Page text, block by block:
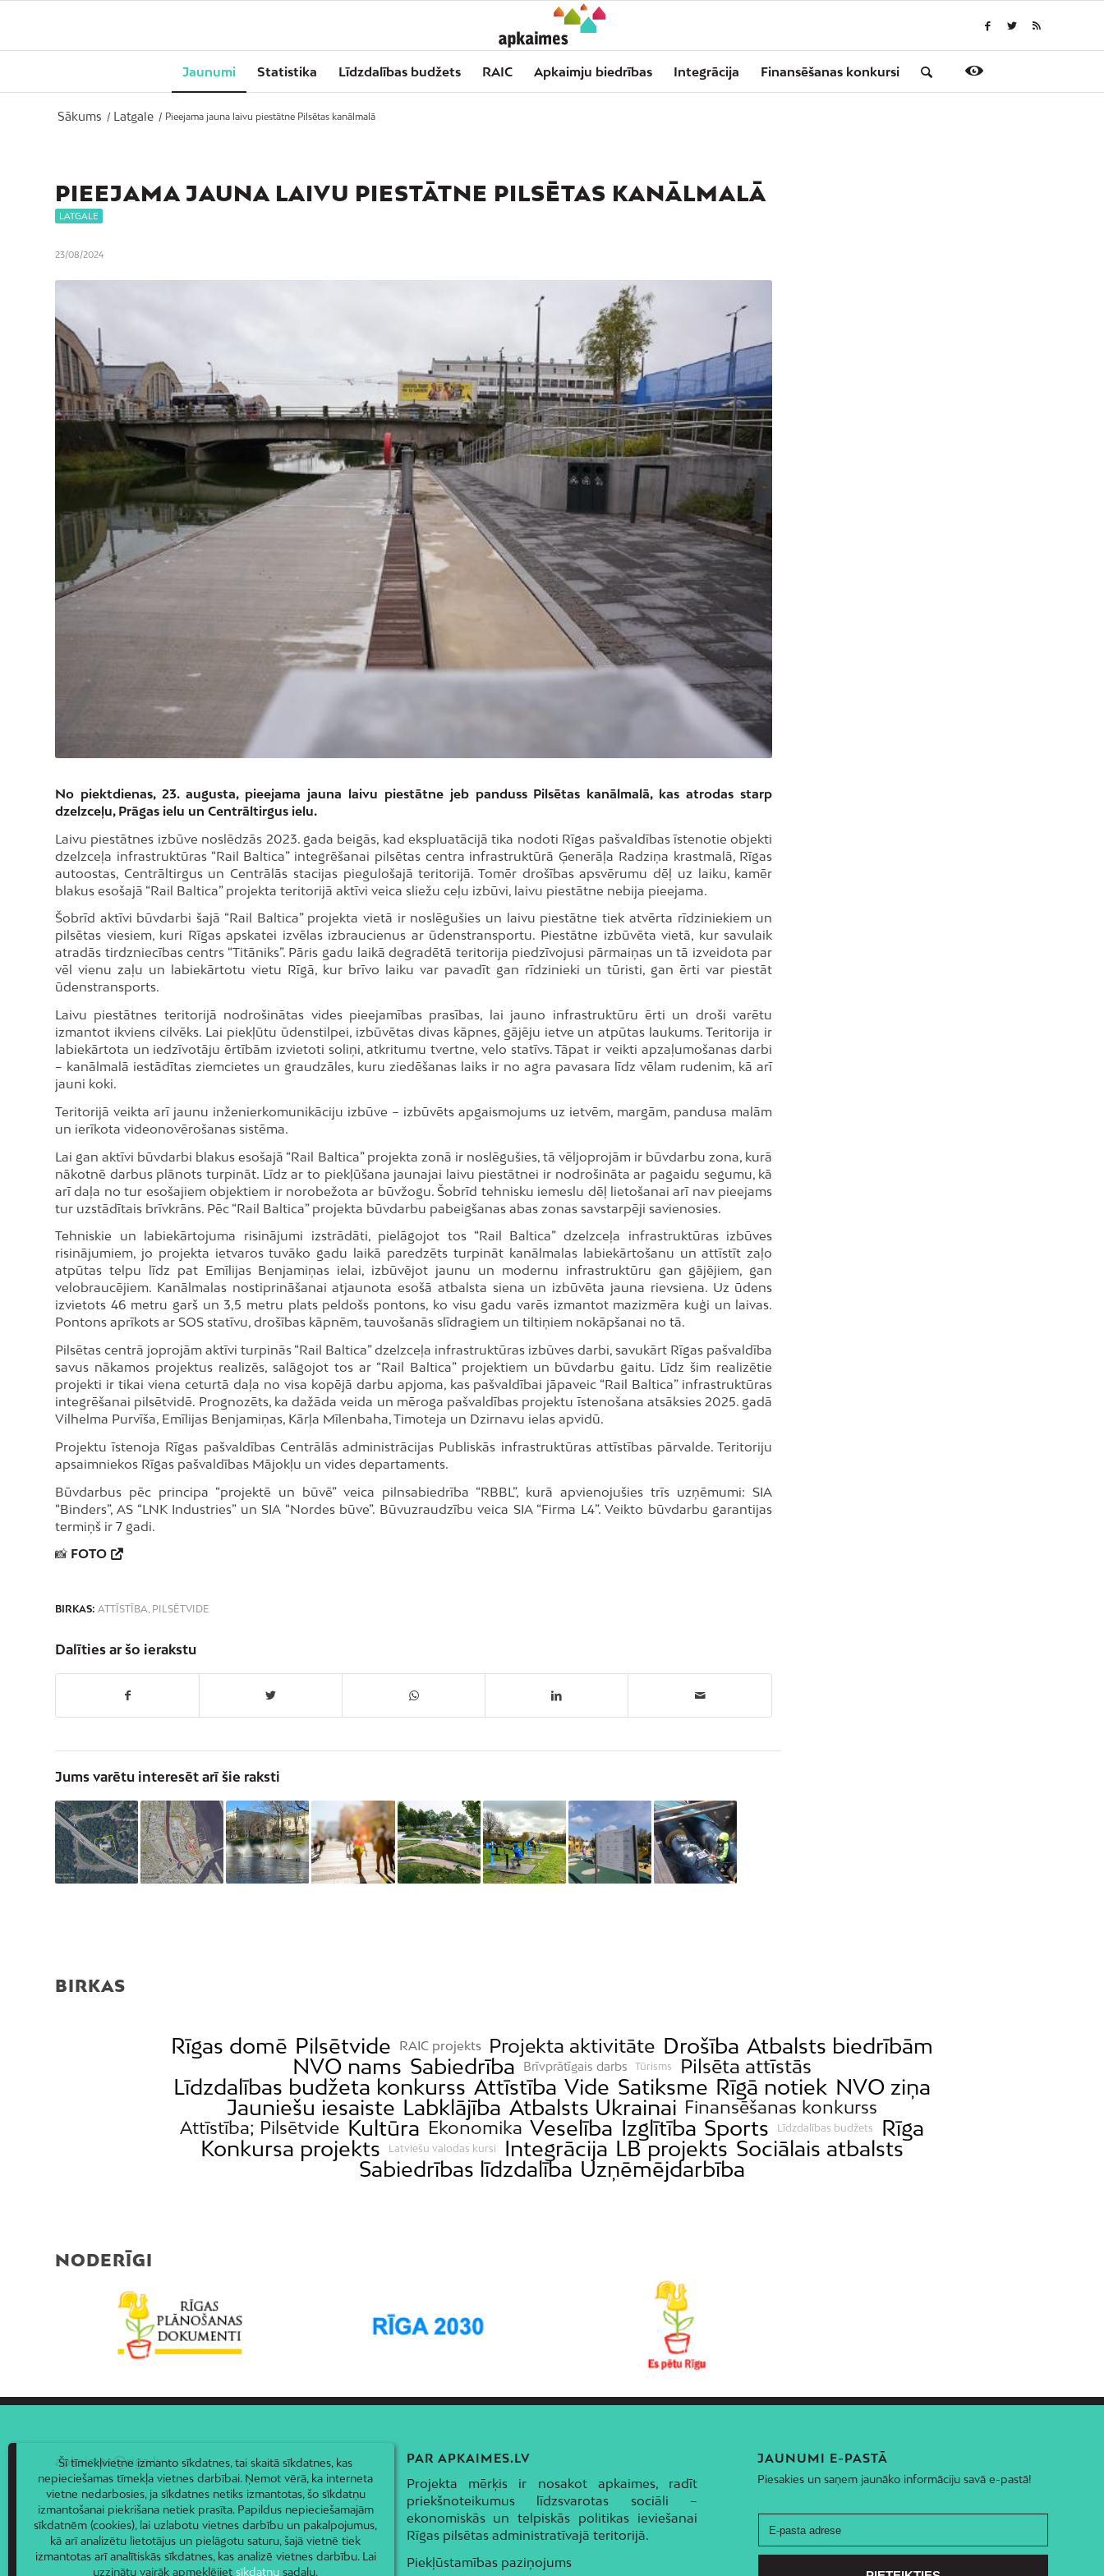
Jaunumi Statistika Līdzdalības budžets RAIC Apkaimju biedrības Integrācija Finansēšanas konkursi
Sākums / Latgale / Pieejama jauna laivu piestātne Pilsētas kanālmalā
PIEEJAMA JAUNA LAIVU PIESTĀTNE PILSĒTAS KANĀLMALĀ
LATGALE
23/08/2024
No piektdienas, 23. augusta, pieejama jauna laivu piestātne jeb panduss Pilsētas kanālmalā, kas atrodas starp
dzelzceļu, Prāgas ielu un Centrāltirgus ielu.
Laivu piestātnes izbūve noslēdzās 2023. gada beigās, kad ekspluatācijā tika nodoti Rīgas pašvaldības īstenotie objekti
dzelzceļa infrastruktūras “Rail Baltica” integrēšanai pilsētas centra infrastruktūrā Ģenerāļa Radziņa krastmalā, Rīgas
autoostas, Centrāltirgus un Centrālās stacijas piegulošajā teritorijā. Tomēr drošības apsvērumu dēļ uz laiku, kamēr
blakus esošajā “Rail Baltica” projekta teritorijā aktīvi veica sliežu ceļu izbūvi, laivu piestātne nebija pieejama.
Šobrīd aktīvi būvdarbi šajā “Rail Baltica” projekta vietā ir noslēgušies un laivu piestātne tiek atvērta rīdziniekiem un
pilsētas viesiem, kuri Rīgas apskatei izvēlas izbraucienus ar ūdenstransportu. Piestātne izbūvēta vietā, kur savulaik
atradās tirdzniecības centrs “Titāniks”. Pāris gadu laikā degradētā teritorija piedzīvojusi pārmaiņas un tā izveidota par
vēl vienu zaļu un labiekārtotu vietu Rīgā, kur brīvo laiku var pavadīt gan rīdzinieki un tūristi, gan ērti var piestāt
ūdenstransports.
Laivu piestātnes teritorijā nodrošinātas vides pieejamības prasības, lai jauno infrastruktūru ērti un droši varētu
izmantot ikviens cilvēks. Lai piekļūtu ūdenstilpei, izbūvētas divas kāpnes, gājēju ietve un atpūtas laukums. Teritorija ir
labiekārtota un iedzīvotāju ērtībām izvietoti soliņi, atkritumu tvertne, velo statīvs. Tāpat ir veikti apzaļumošanas darbi
– kanālmalā iestādītas ziemcietes un graudzāles, kuru ziedēšanas laiks ir no agra pavasara līdz vēlam rudenim, kā arī
jauni koki.
Teritorijā veikta arī jaunu inženierkomunikāciju izbūve – izbūvēts apgaismojums uz ietvēm, margām, pandusa malām
un ierīkota videonovērošanas sistēma.
Lai gan aktīvi būvdarbi blakus esošajā “Rail Baltica” projekta zonā ir noslēgušies, tā vēljoprojām ir būvdarbu zona, kurā
nākotnē darbus plānots turpināt. Līdz ar to piekļūšana jaunajai laivu piestātnei ir nodrošināta ar pagaidu segumu, kā
arī daļa no tur esošajiem objektiem ir norobežota ar būvžogu. Šobrīd tehnisku iemeslu dēļ lietošanai arī nav pieejams
tur uzstādītais brīvkrāns. Pēc “Rail Baltica” projekta būvdarbu pabeigšanas abas zonas savstarpēji savienosies.
Tehniskie un labiekārtojuma risinājumi izstrādāti, pielāgojot tos “Rail Baltica” dzelzceļa infrastruktūras izbūves
risinājumiem, jo projekta ietvaros tuvāko gadu laikā paredzēts turpināt kanālmalas labiekārtošanu un attīstīt zaļo
atpūtas telpu līdz pat Emīlijas Benjamiņas ielai, izbūvējot jaunu un modernu infrastruktūru gan gājējiem, gan
velobraucējiem. Kanālmalas nostiprināšanai atjaunota esošā atbalsta siena un izbūvēta jauna rievsiena. Uz ūdens
izvietots 46 metru garš un 3,5 metru plats peldošs pontons, ko visu gadu varēs izmantot mazizmēra kuģi un laivas.
Pontons aprīkots ar SOS statīvu, drošības kāpnēm, tauvošanās slīdragiem un tiltiņiem nokāpšanai no tā.
Pilsētas centrā joprojām aktīvi turpinās “Rail Baltica” dzelzceļa infrastruktūras izbūves darbi, savukārt Rīgas pašvaldība
savus nākamos projektus realizēs, salāgojot tos ar “Rail Baltica” projektiem un būvdarbu gaitu. Līdz šim realizētie
projekti ir tikai viena ceturtā daļa no visa kopējā darbu apjoma, kas pašvaldībai jāpaveic “Rail Baltica” infrastruktūras
integrēšanai pilsētvidē. Prognozēts, ka dažāda veida un mēroga pašvaldības projektu īstenošana atsāksies 2025. gadā
Vilhelma Purvīša, Emīlijas Benjamiņas, Kārļa Mīlenbaha, Timoteja un Dzirnavu ielas apvidū.
Projektu īstenoja Rīgas pašvaldības Centrālās administrācijas Publiskās infrastruktūras attīstības pārvalde. Teritoriju
apsaimniekos Rīgas pašvaldības Mājokļu un vides departaments.
Būvdarbus pēc principa “projektē un būvē” veica pilnsabiedrība “RBBL”, kurā apvienojušies trīs uzņēmumi: SIA
“Binders”, AS “LNK Industries” un SIA “Nordes būve”. Būvuzraudzību veica SIA “Firma L4”. Veikto būvdarbu garantijas
termiņš ir 7 gadi.
📸 FOTO
BIRKAS: ATTĪSTĪBA, PILSĒTVIDE
Dalīties ar šo ierakstu
Jums varētu interesēt arī šie raksti
BIRKAS
Rīgas domē Pilsētvide RAIC projekts Projekta aktivitāte Drošība Atbalsts biedrībām
NVO nams Sabiedrība Brīvprātīgais darbs Tūrisms Pilsēta attīstās
Līdzdalības budžeta konkurss Attīstība Vide Satiksme Rīgā notiek NVO ziņa
Jauniešu iesaiste Labklājība Atbalsts Ukrainai Finansēšanas konkurss
Attīstība; Pilsētvide Kultūra Ekonomika Veselība Izglītība Sports Līdzdalības budžets
Rīga
Konkursa projekts
Latviešu valodas kursi Integrācija LB projekts Sociālais atbalsts
Sabiedrības līdzdalība Uzņēmējdarbība
NODERĪGI
apkaimes@riga.lv PAR APKAIMES.LV
Projekta mērķis ir nosakot apkaimes, radīt
priekšnoteikumus līdzsvarotas sociāli –
ekonomiskās un telpiskās politikas ieviešanai
Rīgas pilsētas administratīvajā teritorijā.
Piekļūstamības paziņojums
JAUNUMI E-PASTĀ
Piesakies un saņem jaunāko informāciju savā e-pastā!
Šī tīmekļvietne izmanto sīkdatnes, tai skaitā sīkdatnes, kas
nepieciešamas tīmekļa vietnes darbībai. Ņemot vērā, ka interneta
vietne nedarbosies, ja sīkdatnes netiks izmantotas, šo sīkdatņu
izmantošanai piekrišana netiek prasīta. Papildus nepieciešamajām
sīkdatnēm (cookies), lai uzlabotu vietnes darbību un pakalpojumus,
kā arī analizētu lietotājus un pielāgotu saturu, šajā vietnē tiek
izmantotas arī analītiskās sīkdatnes, kas analizē vietnes darbību. Lai
uzzinātu vairāk apmeklējietsīkdatņu sadaļu.